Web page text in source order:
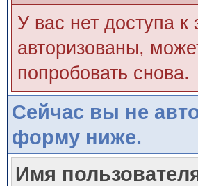
У вас нет доступа
авторизованы,
попробовать снова.
Сейчас вы не
форму ниже.
Имя